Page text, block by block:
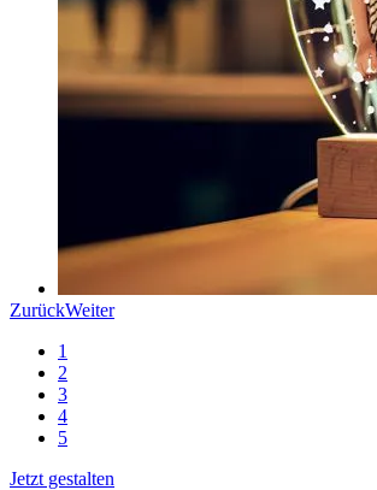
ZurückWeiter
1
2
3
4
5
Jetzt gestalten